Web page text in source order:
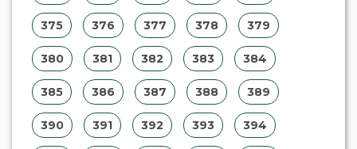
375 376 377 378 379
380 381 382 383 384
385 386 387 388 389
390 391 392 393 394